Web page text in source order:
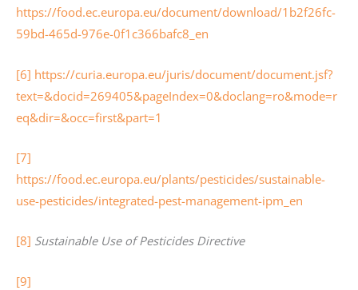
https://food.ec.europa.eu/document/download/1b2f26fc-
59bd-465d-976e-0f1c366bafc8_en
[6] https://curia.europa.eu/juris/document/document.jsf?
text=&docid=269405&pageIndex=0&doclang=ro&mode=r
eq&dir=&occ=first&part=1
[7]
https://food.ec.europa.eu/plants/pesticides/sustainable-
use-pesticides/integrated-pest-management-ipm_en
[8] Sustainable Use of Pesticides Directive
[9]